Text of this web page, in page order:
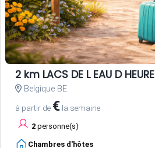
2 km LACS DE L EAU D HEURE
Belgique BE
à partir de € la semaine
2 personne(s)
Chambres d'hôtes